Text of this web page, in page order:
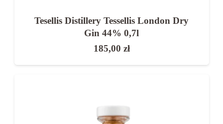
Tesellis Distillery Tessellis London Dry
Gin 44% 0,7l
185,00 zł